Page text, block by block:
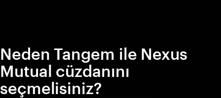
Neden Tangem ile Nexus
Mutual cüzdanını
seçmelisiniz?